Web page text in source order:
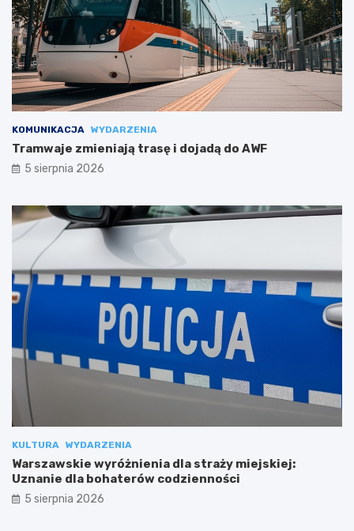
KOMUNIKACJA WYDARZENIA
Tramwaje zmieniają trasę i dojadą do AWF
5 sierpnia 2026
KULTURA WYDARZENIA
Warszawskie wyróżnienia dla straży miejskiej:
Uznanie dla bohaterów codzienności
5 sierpnia 2026